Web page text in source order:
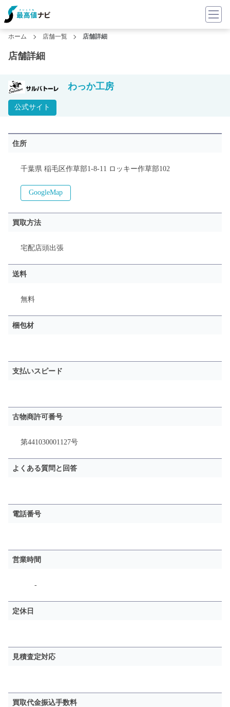
ホーム 店舗一覧 店舗詳細
店舗詳細
公式サイト
わっか工房
住所
千葉県 稲毛区作草部1-8-11 ロッキー作草部102
GoogleMap
買取方法
宅配店頭出張
送料
無料
梱包材
支払いスピード
古物商許可番号
第441030001127号
よくある質問と回答
電話番号
営業時間
-
定休日
見積査定対応
買取代金振込手数料